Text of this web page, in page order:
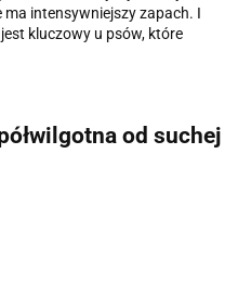
intensywniejszy zapach. I
kluczowy u psów, które
od suchej